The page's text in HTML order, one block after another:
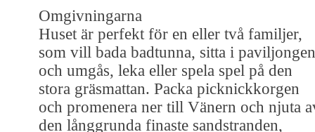
Omgivningarna
Huset är perfekt för en eller två familjer,
som vill bada badtunna, sitta i paviljongen
och umgås, leka eller spela spel på den
stora gräsmattan. Packa picknickkorgen
och promenera ner till Vänern och njuta
den långgrunda finaste sandstranden,